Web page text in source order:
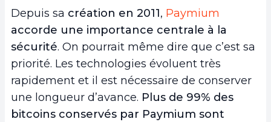
Depuis sa création en 2011, Paymium
accorde une importance centrale à la
sécurité. On pourrait même dire que c’est sa
priorité. Les technologies évoluent très
rapidement et il est nécessaire de conserver
une longueur d’avance. Plus de 99% des
bitcoins conservés par Paymium sont